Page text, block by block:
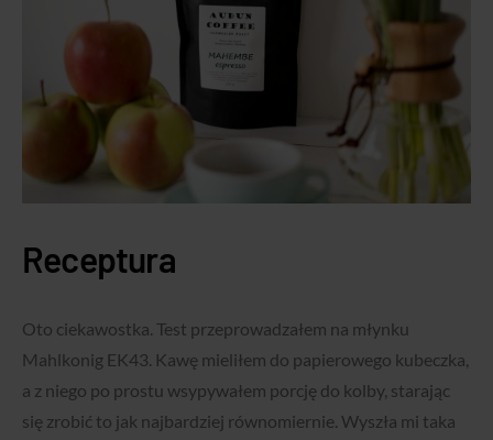
Receptura
Oto ciekawostka. Test przeprowadzałem na młynku
Mahlkonig EK43. Kawę mieliłem do papierowego kubeczka,
a z niego po prostu wsypywałem porcję do kolby, starając
się zrobić to jak najbardziej równomiernie. Wyszła mi taka